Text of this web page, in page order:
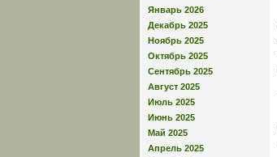
Январь 2026
Декабрь 2025
Ноябрь 2025
Октябрь 2025
Сентябрь 2025
Август 2025
Июль 2025
Июнь 2025
Май 2025
Апрель 2025